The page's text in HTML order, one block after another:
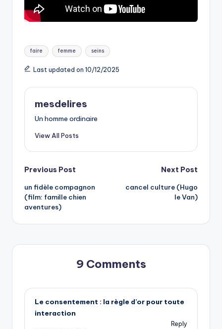
Tags:
faire femme seins
Last updated on 10/12/2025
mesdelires
Un homme ordinaire
View All Posts
Post
navigation
Previous Post
un fidèle compagnon
(film: famille chien
aventures)
Next Post
cancel culture (Hugo
le Van)
9 Comments
Le consentement : la règle d’or pour toute
interaction
Reply